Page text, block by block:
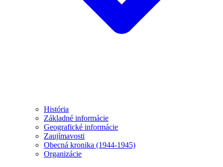
História
Základné informácie
Geografické informácie
Zaujímavosti
Obecná kronika (1944-1945)
Organizácie